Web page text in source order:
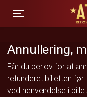
Toggle
Annullering,
Får du behov for at
refunderet billetten før
ved henvendelse i